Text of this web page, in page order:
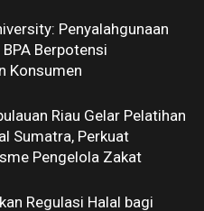
Penyalahgunaan
Berpotensi
Konsumen
Riau Gelar Pelatihan
Sumatra, Perkuat
Pengelola Zakat
Regulasi Halal bagi